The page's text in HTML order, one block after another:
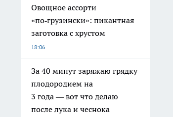
Овощное ассорти
«по‑грузински»: пикантная
заготовка с хрустом
18:06
За 40 минут заряжаю грядку
плодородием на
3 года — вот что делаю
после лука и чеснока